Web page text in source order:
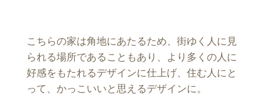
こちらの家は角地にあたるため、街ゆく人に見
られる場所であることもあり、より多くの人に
好感をもたれるデザインに仕上げ、住む人にと
って、かっこいいと思えるデザインに。